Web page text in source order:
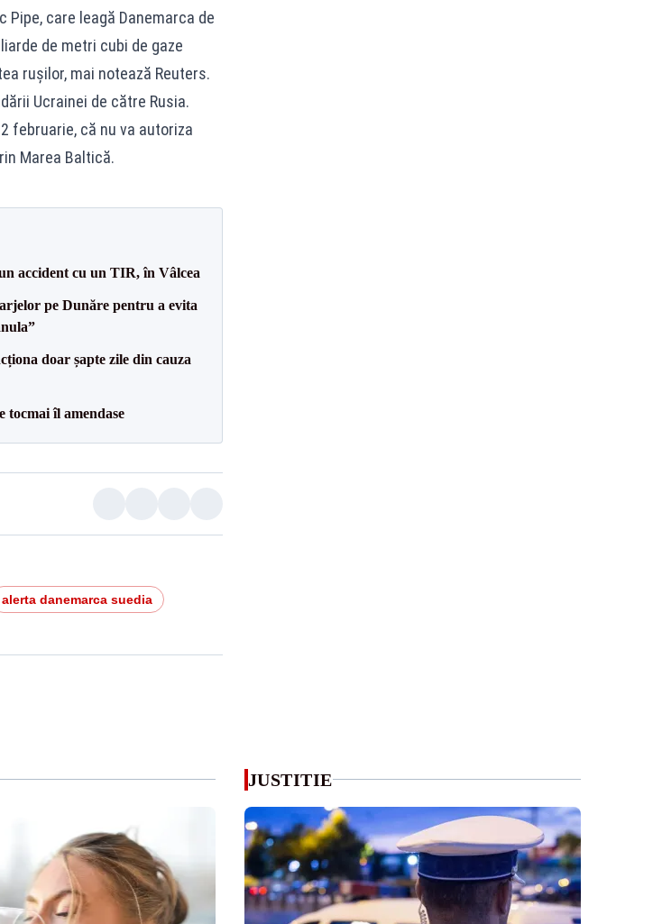
Pipe, care leagă Danemarca de
de metri cubi de gaze
rușilor, mai notează Reuters.
Ucrainei de către Rusia.
februarie, că nu va autoriza
Marea Baltică.
accident cu un TIR, în Vâlcea
pe Dunăre pentru a evita
doar șapte zile din cauza
îl amendase
alerta danemarca suedia
JUSTITIE